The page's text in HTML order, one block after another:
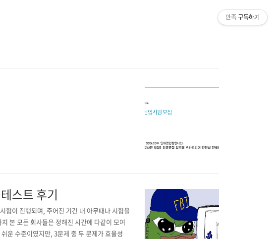
스트 후기
험이 진행되며, 주어진 기간 내 아무때나 시험을
본 모든 회사들은 정해진 시간에 다같이 모여
운 수준이였지만, 3문제 중 두 문제가 효율성
만족 구독하기